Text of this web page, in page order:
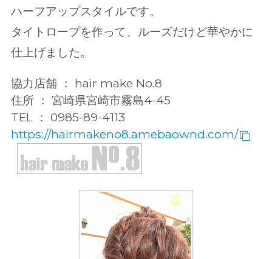
ハーフアップスタイルです。
タイトロープを作って、ルーズだけど華やかに
仕上げました。
協力店舗 ： hair make No.8
住所 ： 宮崎県宮崎市霧島4-45
TEL ： 0985-89-4113
https://hairmakeno8.amebaownd.com/